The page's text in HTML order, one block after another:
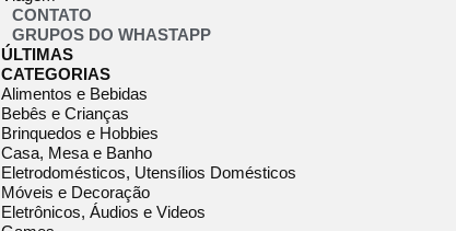
CONTATO
GRUPOS DO WHASTAPP
ÚLTIMAS
CATEGORIAS
Alimentos e Bebidas
Bebês e Crianças
Brinquedos e Hobbies
Casa, Mesa e Banho
Eletrodomésticos, Utensílios Domésticos
Móveis e Decoração
Eletrônicos, Áudios e Videos